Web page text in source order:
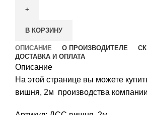
В КОРЗИНУ
ОПИСАНИЕ О ПРОИЗВОДИТЕЛЕ
ДОСТАВКА И ОПЛАТА
Описание
На этой странице вы можете
вишня, 2м производства компании